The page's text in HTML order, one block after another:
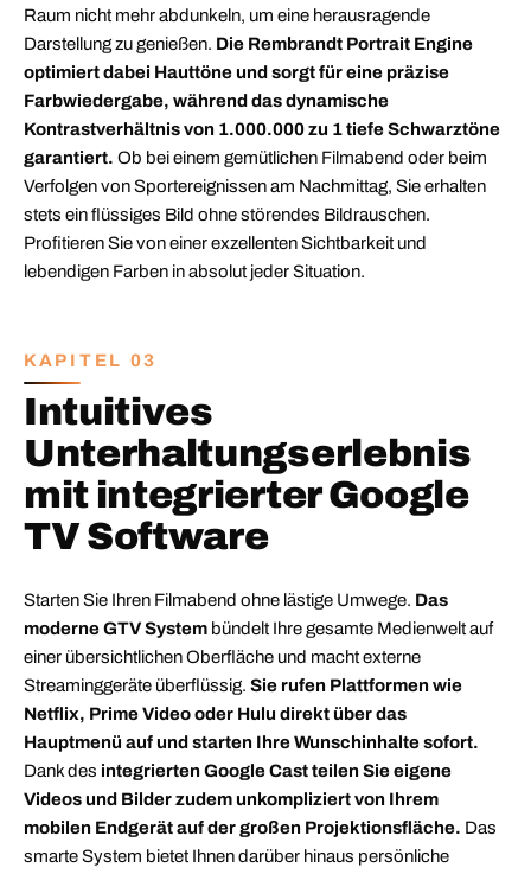
Raum nicht mehr abdunkeln, um eine herausragende
Darstellung zu genießen. Die Rembrandt Portrait Engine
optimiert dabei Hauttöne und sorgt für eine präzise
Farbwiedergabe, während das dynamische
Kontrastverhältnis von 1.000.000 zu 1 tiefe Schwarztöne
garantiert. Ob bei einem gemütlichen Filmabend oder beim
Verfolgen von Sportereignissen am Nachmittag, Sie erhalten
stets ein flüssiges Bild ohne störendes Bildrauschen.
Profitieren Sie von einer exzellenten Sichtbarkeit und
lebendigen Farben in absolut jeder Situation.
KAPITEL 03
Intuitives
Unterhaltungserlebnis
mit integrierter Google
TV Software
Starten Sie Ihren Filmabend ohne lästige Umwege. Das
moderne GTV System bündelt Ihre gesamte Medienwelt auf
einer übersichtlichen Oberfläche und macht externe
Streaminggeräte überflüssig. Sie rufen Plattformen wie
Netflix, Prime Video oder Hulu direkt über das
Hauptmenü auf und starten Ihre Wunschinhalte sofort.
Dank des integrierten Google Cast teilen Sie eigene
Videos und Bilder zudem unkompliziert von Ihrem
mobilen Endgerät auf der großen Projektionsfläche. Das
smarte System bietet Ihnen darüber hinaus persönliche